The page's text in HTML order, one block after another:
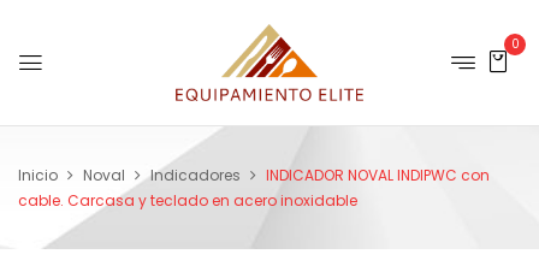
0
Inicio Noval Indicadores
INDICADOR NOVAL INDIPWC con
cable. Carcasa y teclado en acero inoxidable